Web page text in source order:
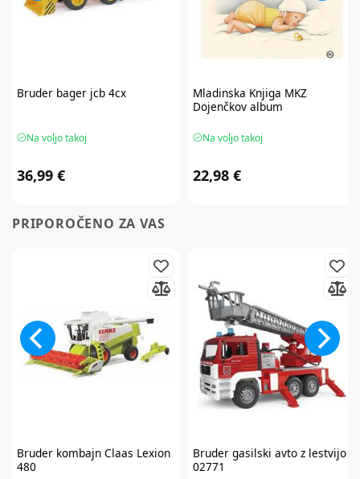
Bruderbager jcb 4cx
Na voljo takoj
36,99 €
Mladinska Knjiga MKZ
Dojenčkov album
Na voljo takoj
22,98 €
PRIPOROČENO ZA VAS
Bruderkombajn Claas Lexion
480
Brudergasilski avto z lestvijo
02771